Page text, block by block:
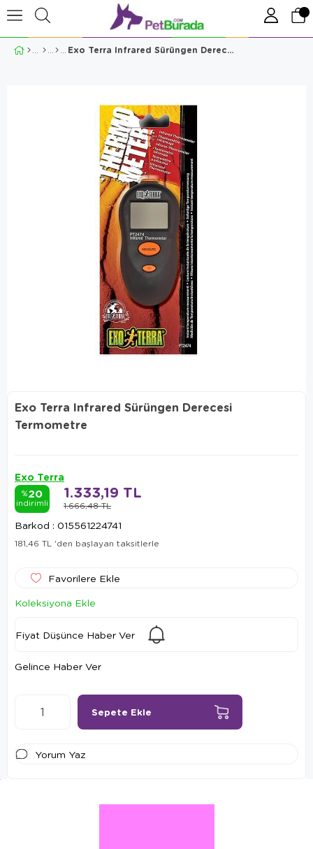
Exo Terra Infrared Sürüngen Derecesi Termometre
Exo Terra Infrared Sürüngen Derecesi
Termometre
Exo Terra
%20
indirimli 1.666,48 TL
1.333,19 TL
Barkod : 015561224741
181,46 TL 'den başlayan taksitlerle
Favorilere Ekle
Koleksiyona Ekle
Fiyat Düşünce Haber Ver
Gelince Haber Ver
Yorum Yaz